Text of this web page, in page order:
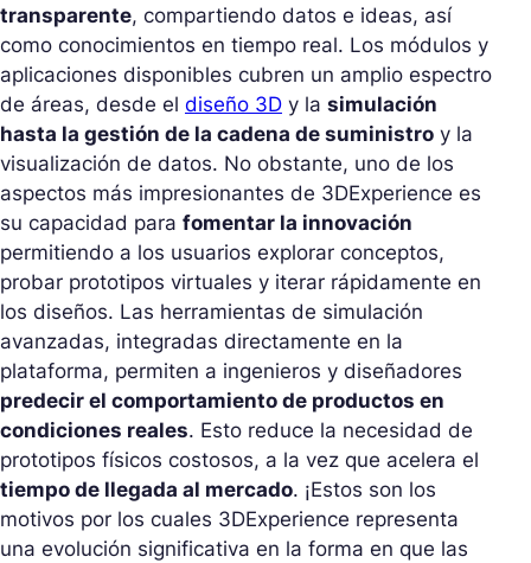
transparente, compartiendo datos e ideas, así
como conocimientos en tiempo real. Los módulos y
aplicaciones disponibles cubren un amplio espectro
de áreas, desde el diseño 3D y la simulación
hasta la gestión de la cadena de suministro y la
visualización de datos. No obstante, uno de los
aspectos más impresionantes de 3DExperience es
su capacidad para fomentar la innovación
permitiendo a los usuarios explorar conceptos,
probar prototipos virtuales y iterar rápidamente en
los diseños. Las herramientas de simulación
avanzadas, integradas directamente en la
plataforma, permiten a ingenieros y diseñadores
predecir el comportamiento de productos en
condiciones reales. Esto reduce la necesidad de
prototipos físicos costosos, a la vez que acelera el
tiempo de llegada al mercado. ¡Estos son los
motivos por los cuales 3DExperience representa
una evolución significativa en la forma en que las